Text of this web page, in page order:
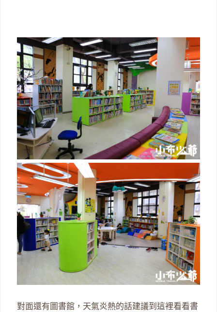
對面還有圖書館，天氣炎熱的話建議到這裡看看書